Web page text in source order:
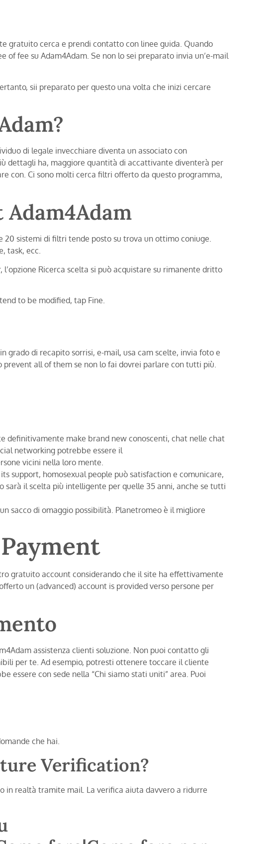
gratuito cerca e prendi contatto con linee guida. Quando
fee su Adam4Adam. Se non lo sei preparato invia un’e-mail
sii preparato per questo una volta che inizi cercare
di legale invecchiare diventa un associato con
dettagli ha, maggiore quantità di accattivante diventerà per
con. Ci sono molti cerca filtri offerto da questo programma,
sistemi di filtri tende posto su trova un ottimo coniuge.
task, ecc.
Ricerca scelta si può acquistare su rimanente dritto
to be modified, tap Fine.
grado di recapito sorrisi, e-mail, usa cam scelte, invia foto e
all of them se non lo fai dovrei parlare con tutti più.
definitivamente make brand new conoscenti, chat nelle chat
networking potrebbe essere il
vicini nella loro mente.
support, homosexual people può satisfaction e comunicare,
il scelta più intelligente per quelle 35 anni, anche se tutti
sacco di omaggio possibilità. Planetromeo è il migliore
gratuito account considerando che il site ha effettivamente
un (advanced) account is provided verso persone per
assistenza clienti soluzione. Non puoi contatto gli
per te. Ad esempio, potresti ottenere toccare il cliente
essere con sede nella “Chi siamo stati uniti” area. Puoi
che hai.
Verification?
in realtà tramite mail. La verifica aiuta davvero a ridurre